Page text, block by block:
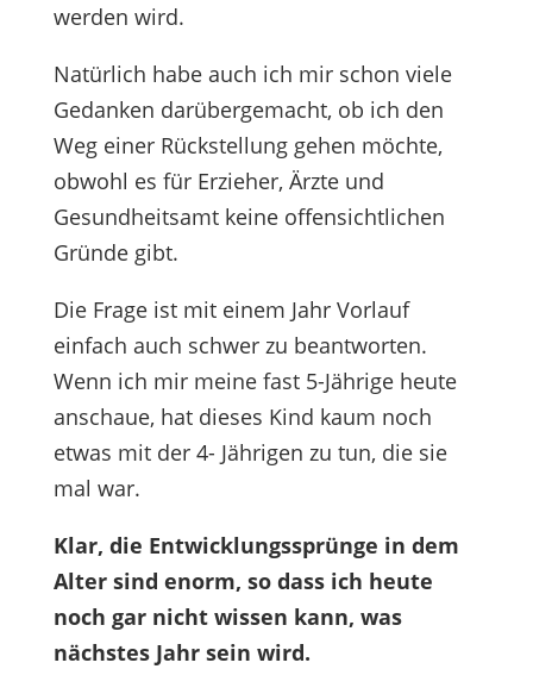
werden wird.
Natürlich habe auch ich mir schon viele
Gedanken darübergemacht, ob ich den
Weg einer Rückstellung gehen möchte,
obwohl es für Erzieher, Ärzte und
Gesundheitsamt keine offensichtlichen
Gründe gibt.
Die Frage ist mit einem Jahr Vorlauf
einfach auch schwer zu beantworten.
Wenn ich mir meine fast 5-Jährige heute
anschaue, hat dieses Kind kaum noch
etwas mit der 4- Jährigen zu tun, die sie
mal war.
Klar, die Entwicklungssprünge in dem
Alter sind enorm, so dass ich heute
noch gar nicht wissen kann, was
nächstes Jahr sein wird.